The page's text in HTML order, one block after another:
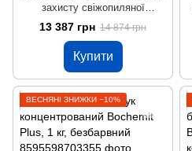
захисту свіжопиляної
деревини Bochemit Bluestop,
25 кг, безбарвний
13 387 грн 14 874 грн
Купити
ВЕСНЯНІ ЗНИЖКИ −10%